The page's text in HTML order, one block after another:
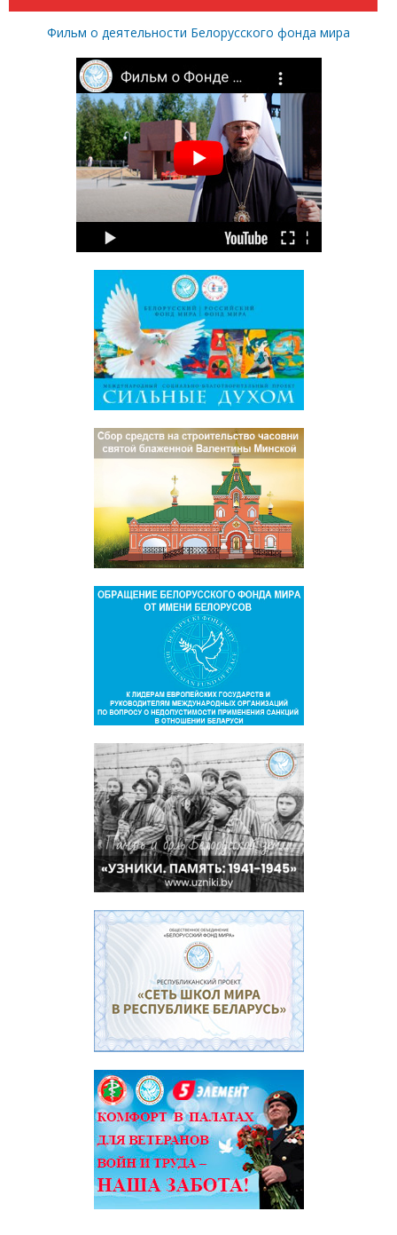
Фильм о деятельности Белорусского фонда мира